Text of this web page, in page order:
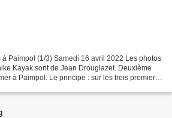
Paimpol (1/3) Samedi 16 avril 2022 Les photos
Kayak sont de Jean Drouglazet. Deuxième
à Paimpol. Le principe : sur les trois premiers